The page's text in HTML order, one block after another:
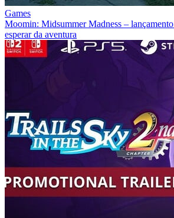
Games
Moomin: Midsummer Madness –
esperar da aventura